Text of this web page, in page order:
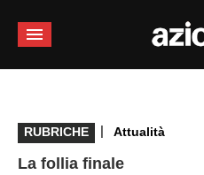
RUBRICHE | Attualità
La follia finale